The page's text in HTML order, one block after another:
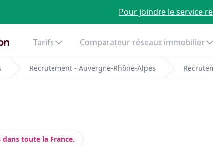
Pour joindre le service
Tarifs Comparateur réseaux immobilier
Recrutement - Auvergne-Rhône-Alpes
toute la France.